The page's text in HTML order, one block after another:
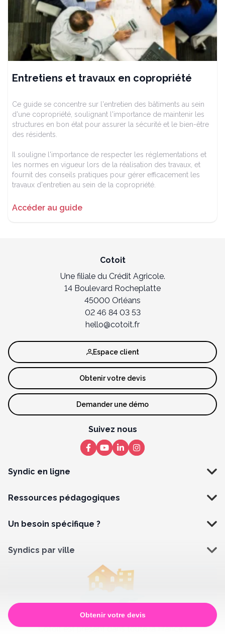
Entretiens et travaux en copropriété
Ce guide se concentre sur l'entretien des bâtiments au sein
d'une copropriété, soulignant l'importance de maintenir les
structures en bon état pour assurer la sécurité et le bien-être
des résidents.
Il souligne l'importance de respecter les réglementations et
les normes en vigueur lors de la réalisation des travaux, et
fournit des conseils pratiques pour gérer efficacement les
travaux d'entretien au sein de la copropriété.
Accéder au guide
Obtenir votre devis
Cotoit
Une filiale du Crédit Agricole.
14 Boulevard Rocheplatte
45000 Orléans
02 46 84 03 53
hello@cotoit.fr
Syndic en ligne
Ressources pédagogiques
Un besoin spécifique ?
Espace client
Obtenir votre devis
Demander une démo
Suivez nous
Syndics par ville
Vous ne trouvez pas votre bonheur ?
Cotoit est présent dans toute la France !